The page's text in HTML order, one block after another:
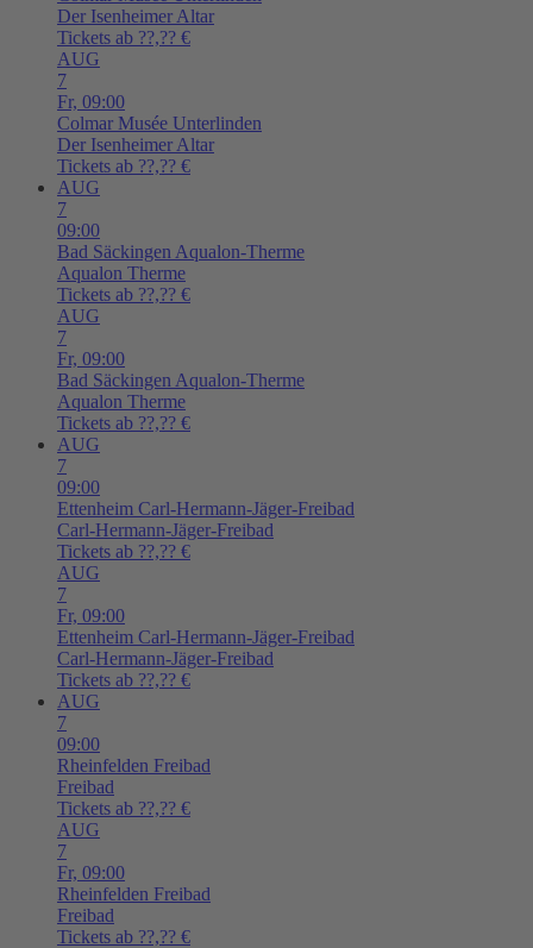
Der Isenheimer Altar
Tickets ab ??,?? €
AUG
7
Fr, 09:00
Colmar Musée Unterlinden
Der Isenheimer Altar
Tickets ab ??,?? €
AUG
7
09:00
Bad Säckingen Aqualon-Therme
Aqualon Therme
Tickets ab ??,?? €
AUG
7
Fr, 09:00
Bad Säckingen Aqualon-Therme
Aqualon Therme
Tickets ab ??,?? €
AUG
7
09:00
Ettenheim Carl-Hermann-Jäger-Freibad
Carl-Hermann-Jäger-Freibad
Tickets ab ??,?? €
AUG
7
Fr, 09:00
Ettenheim Carl-Hermann-Jäger-Freibad
Carl-Hermann-Jäger-Freibad
Tickets ab ??,?? €
AUG
7
09:00
Rheinfelden Freibad
Freibad
Tickets ab ??,?? €
AUG
7
Fr, 09:00
Rheinfelden Freibad
Freibad
Tickets ab ??,?? €